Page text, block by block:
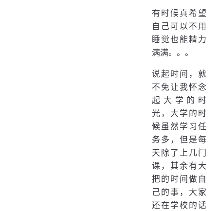
有时候真希望
自己可以不用
睡觉也能精力
满满。。。
说起时间，就
不免让我怀念
起大学的时
光，大学的时
候虽然学习任
务多，但是每
天除了上几门
课，其余有大
把的时间做自
己的事，大家
还在学校的话